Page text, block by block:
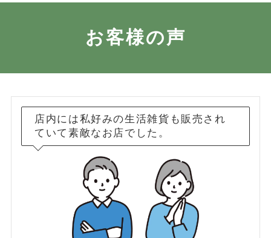
お客様の声
店内には私好みの生活雑貨も販売され
ていて素敵なお店でした。